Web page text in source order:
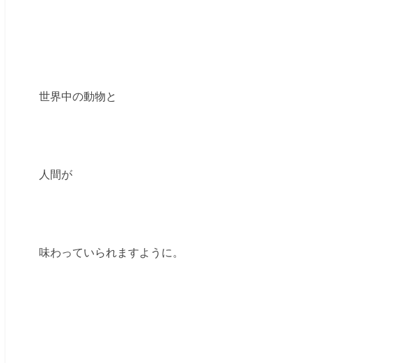
世界中の動物と
人間が
味わっていられますように。